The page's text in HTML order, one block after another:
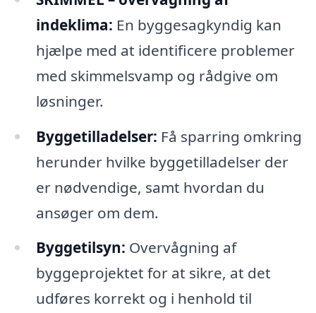
indeklima: En byggesagkyndig kan
hjælpe med at identificere problemer
med skimmelsvamp og rådgive om
løsninger.
Byggetilladelser: Få sparring omkring
herunder hvilke byggetilladelser der
er nødvendige, samt hvordan du
ansøger om dem.
Byggetilsyn: Overvågning af
byggeprojektet for at sikre, at det
udføres korrekt og i henhold til